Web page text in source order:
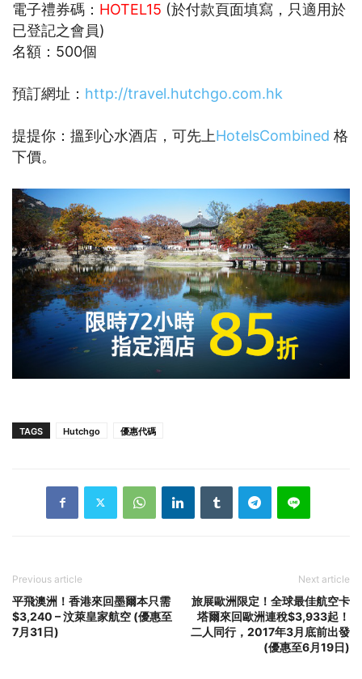
電子禮券碼： HOTEL15 (於付款頁面填寫，只適用於
已登記之會員)
名額：500個
預訂網址： http://travel.hutchgo.com.hk
提提你：搵到心水酒店，可先上HotelsCombined 格
下價。
TAGS Hutchgo 優惠代碼
Previous article
平飛澳洲！香港來回墨爾本只需
$3,240 – 汶萊皇家航空 (優惠至
7月31日)
Next article
旅展歐洲限定！全球最佳航空卡
塔爾來回歐洲連稅$3,933起！
二人同行，2017年3月底前出發
(優惠至6月19日)